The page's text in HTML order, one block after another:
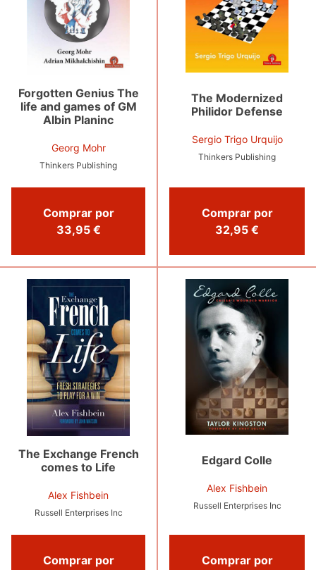
Forgotten Genius The
life and games of GM
Albin Planinc
Georg Mohr
Thinkers Publishing
Comprar por
33,95 €
The Modernized
Philidor Defense
Sergio Trigo Urquijo
Thinkers Publishing
Comprar por
32,95 €
The Exchange French
comes to Life
Alex Fishbein
Russell Enterprises Inc
Comprar por
Edgard Colle
Alex Fishbein
Russell Enterprises Inc
Comprar por